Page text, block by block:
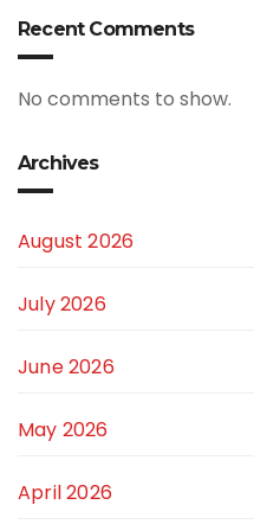
Recent Comments
No comments to show.
Archives
August 2026
July 2026
June 2026
May 2026
April 2026